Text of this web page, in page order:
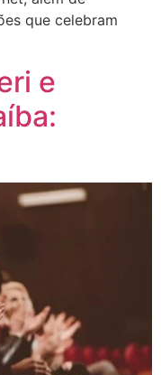
que celebram
e